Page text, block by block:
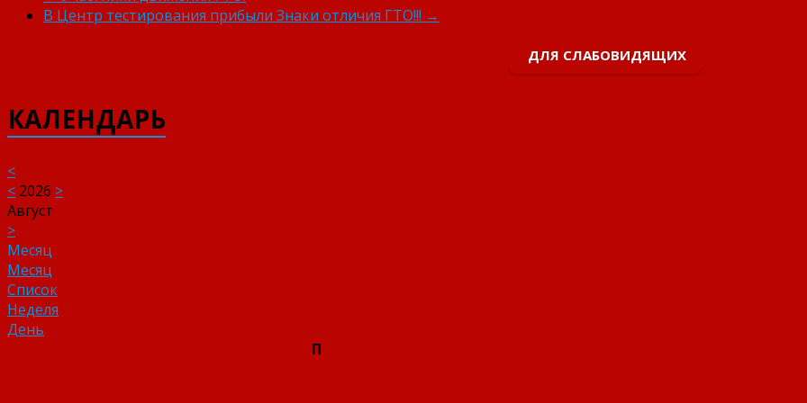
В Центр тестирования прибыли Знаки отличия ГТО!!! →
ДЛЯ СЛАБОВИДЯЩИХ
КАЛЕНДАРЬ
<
< 2026 >
Август
>
Месяц
Месяц
Список
Неделя
День
П